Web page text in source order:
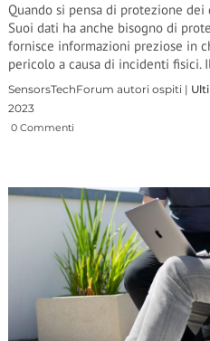
Quando si pensa di protezione
Suoi dati ha anche bisogno di
fornisce informazioni preziose in
pericolo a causa di incidenti fisici.
SensorsTechForum autori ospiti |
2023
0 Commenti